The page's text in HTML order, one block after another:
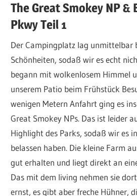
The Great Smokey NP &
Pkwy Teil 1
Der Campingplatz lag unmittelbar
Schönheiten, sodaß wir es echt
begann mit wolkenlosem Himmel
unserem Patio beim Frühstück
wenigen Metern Anfahrt ging es
Great Smokey NPs. Das ist leider
Highlight des Parks, sodaß wir es
belassen haben. Die kleine Farm
gut erhalten und liegt direkt an
Das mit dem living nehmen sie
ernst, es gibt aber freche Hühner,